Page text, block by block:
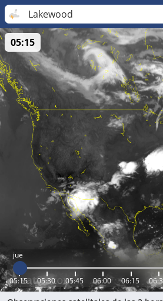
Lakewood
jue
05:15 05:30 05:45 06:00 06:15
05:15